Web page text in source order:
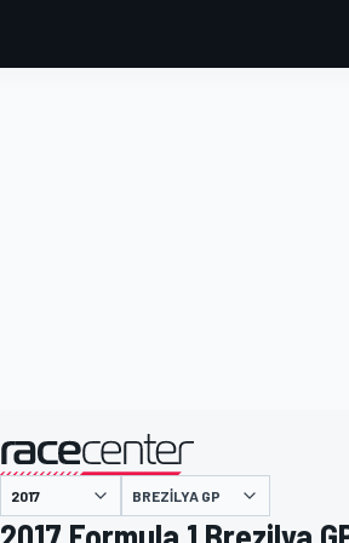
BREZILYA GP